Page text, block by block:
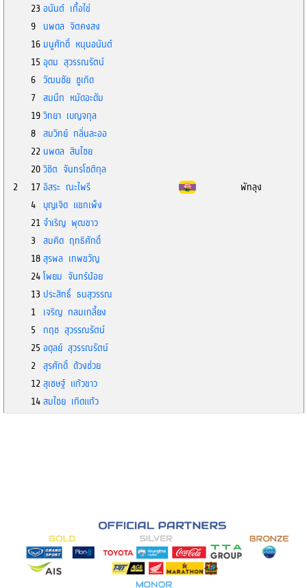
2
23 อนันต์ เกื้อไข่
9 นพดล จิตคงสง
16 มนูศักดิ์ หนุนอนันต์
15 อุดม สุวรรณรัตน์
6 วัฒนชัย ชูเกิด
7 สมนึก หมัดอะดัม
19 วิทยา เบญจกุล
8 สมวิทย์ กลิ่นละออ
22 นพดล สินไชย
20 วิชิต จันทรโชติกุล
17 อิสระ ณะไพรี
4 บุญเจิด แขกเพ็ง
21 จำเริญ พุฒขาว
3 สมคิด ฤทธิศักดิ์
18 สุรพล เทพขวัญ
24 โพยม จันทร์น้อย
13 ประสิทธิ์ ธนสุวรรณ
1
เจริญ กลมเกลี้ยง
5 กฤช สุวรรณรัตน์
25 อดุลย์ สุวรรณรัตน์
2 สุรศักดิ์ ด้วงช่วย
12 สุเชษฐ์ แก้วขาว
14 สมไชย เกิดแก้ว
พัทลุง